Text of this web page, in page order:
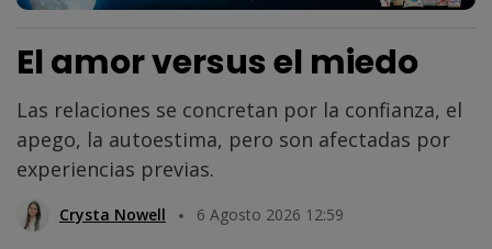
El amor versus el miedo
Las relaciones se concretan por la confianza, el
apego, la autoestima, pero son afectadas por
experiencias previas.
Crysta Nowell 6 Agosto 2026 12:59